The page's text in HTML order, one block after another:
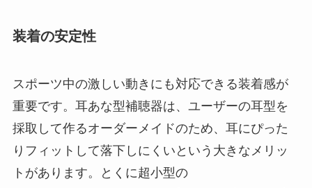
装着の安定性
スポーツ中の激しい動きにも対応できる装着感が
重要です。耳あな型補聴器は、ユーザーの耳型を
採取して作るオーダーメイドのため、耳にぴった
りフィットして落下しにくいという大きなメリッ
トがあります。とくに超小型の